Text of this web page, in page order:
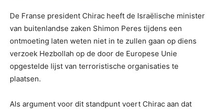
De Franse president Chirac heeft de Israëlische minister
van buitenlandse zaken Shimon Peres tijdens een
ontmoeting laten weten niet in te zullen gaan op diens
verzoek Hezbollah op de door de Europese Unie
opgestelde lijst van terroristische organisaties te
plaatsen.
Als argument voor dit standpunt voert Chirac aan dat